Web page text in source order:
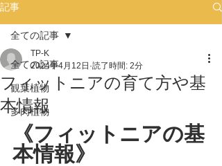
記事
全ての記事
観葉植物
多肉植物
全ての記事
フィットニアの育て方や基
本情報
TP-K
2024年4月12日 読了時間: 2分
《フィットニアの基
本情報》